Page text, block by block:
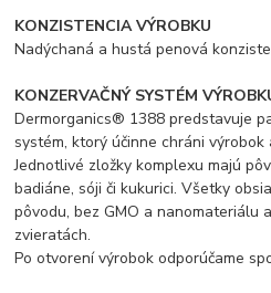
KONZISTENCIA VÝROBKU
Nadýchaná a hustá penová
KONZERVAČNÝ SYSTÉM
Dermorganics® 1388 predstavuje
systém, ktorý účinne chráni
Jednotlivé zložky komplexu majú
badiáne, sóji či kukurici. Všetky
pôvodu, bez GMO a nanomateriálu
zvieratách.
Po otvorení výrobok odporúčame